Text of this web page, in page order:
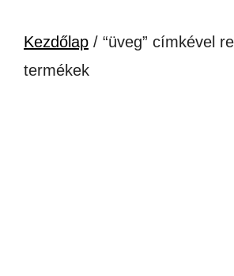
Kezdőlap / “üveg” címkével
termékek